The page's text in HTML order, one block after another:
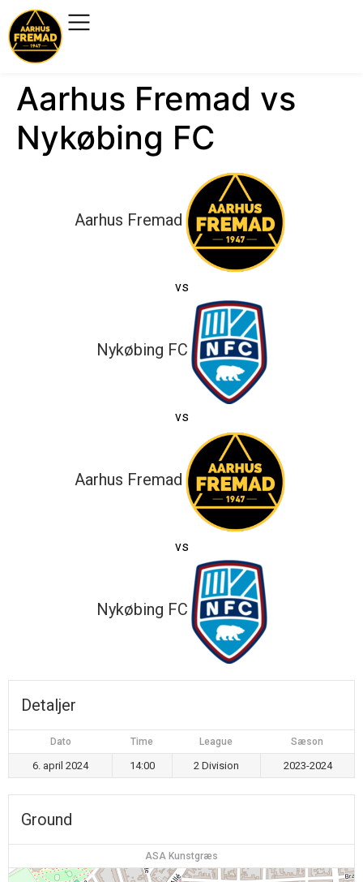
Aarhus Fremad vs
Nykøbing FC
Aarhus Fremad
vs
Nykøbing FC
vs
Aarhus Fremad
vs
Nykøbing FC
Detaljer
Dato Time League Sæson
6. april 2024 14:00 2 Division 2023-2024
Ground
ASA Kunstgræs